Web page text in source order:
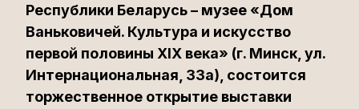
Республики Беларусь – музее «Дом
Ваньковичей. Культура и искусство
первой половины XIX века» (г. Минск, ул.
Интернациональная, 33а), состоится
торжественное открытие выставки